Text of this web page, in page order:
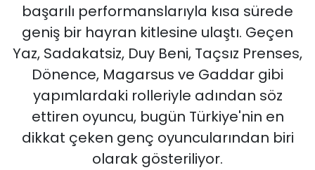
başarılı performanslarıyla kısa sürede
geniş bir hayran kitlesine ulaştı. Geçen
Yaz, Sadakatsiz, Duy Beni, Taçsız Prenses,
Dönence, Magarsus ve Gaddar gibi
yapımlardaki rolleriyle adından söz
ettiren oyuncu, bugün Türkiye'nin en
dikkat çeken genç oyuncularından biri
olarak gösteriliyor.